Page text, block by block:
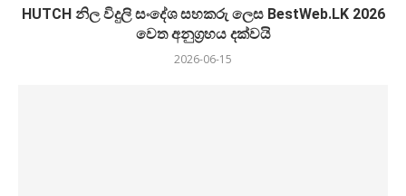
HUTCH නිල විදුලි සංදේශ සහකරු ලෙස BestWeb.LK 2026
වෙත අනුග්‍රහය දක්වයි
2026-06-15